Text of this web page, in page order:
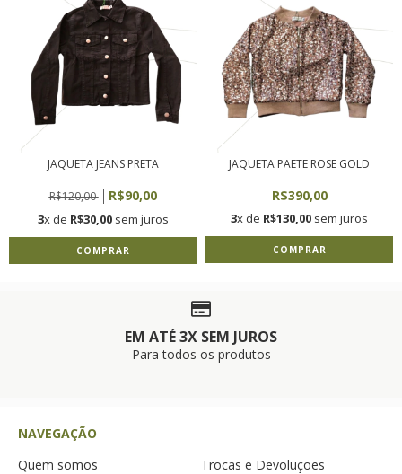
JAQUETA JEANS PRETA
R$120,00 R$90,00
3x de R$30,00sem juros
COMPRAR
JAQUETA PAETE ROSE GOLD
R$390,00
3x de R$130,00 sem juros
COMPRAR
EM ATÉ 3X SEM JUROS
Para todos os produtos
NAVEGAÇÃO
Quem somos
Trocas e Devoluções